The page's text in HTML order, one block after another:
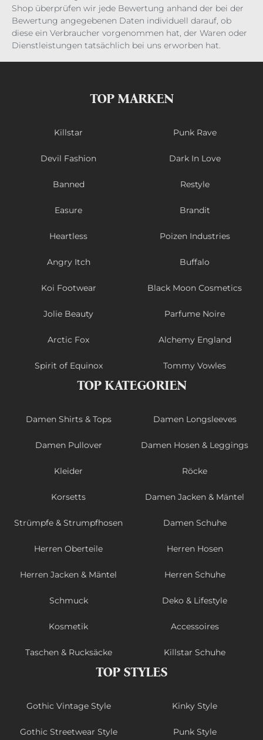
Shop überprüfen wir jede Bewertung anhand der bei der
Bewertung angegebenen Daten individuell darauf, ob
diese ein Verbraucher vorgenommen hat, der Waren oder
Dienstleistungen tatsächlich bei uns erworben hat.
TOP MARKEN
Killstar Punk Rave
Devil Fashion Dark In Love
Banned Restyle
Easure Brandit
Heartless Poizen Industries
Angry Itch Buffalo
Koi Footwear Black Moon Cosmetics
Jolie Beauty Parfume Noire
Arctic Fox Alchemy England
Spirit of Equinox Tommy Vowles
TOP KATEGORIEN
Damen Shirts & Tops Damen Longsleeves
Damen Pullover Damen Hosen & Leggings
Kleider Röcke
Korsetts Damen Jacken & Mäntel
Strümpfe & Strumpfhosen Damen Schuhe
Herren Oberteile Herren Hosen
Herren Jacken & Mäntel Herren Schuhe
Schmuck Deko & Lifestyle
Kosmetik Accessoires
Taschen & Rucksäcke Killstar Schuhe
TOP STYLES
Gothic Vintage Style Kinky Style
Gothic Streetwear Style Punk Style